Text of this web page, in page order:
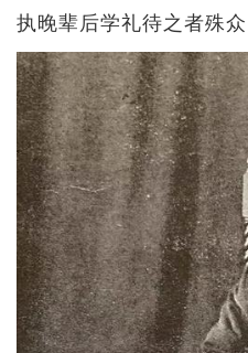
执晚辈后学礼待之者殊众